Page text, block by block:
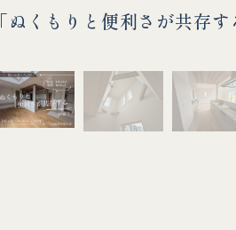
「ぬくもりと便利さが共存